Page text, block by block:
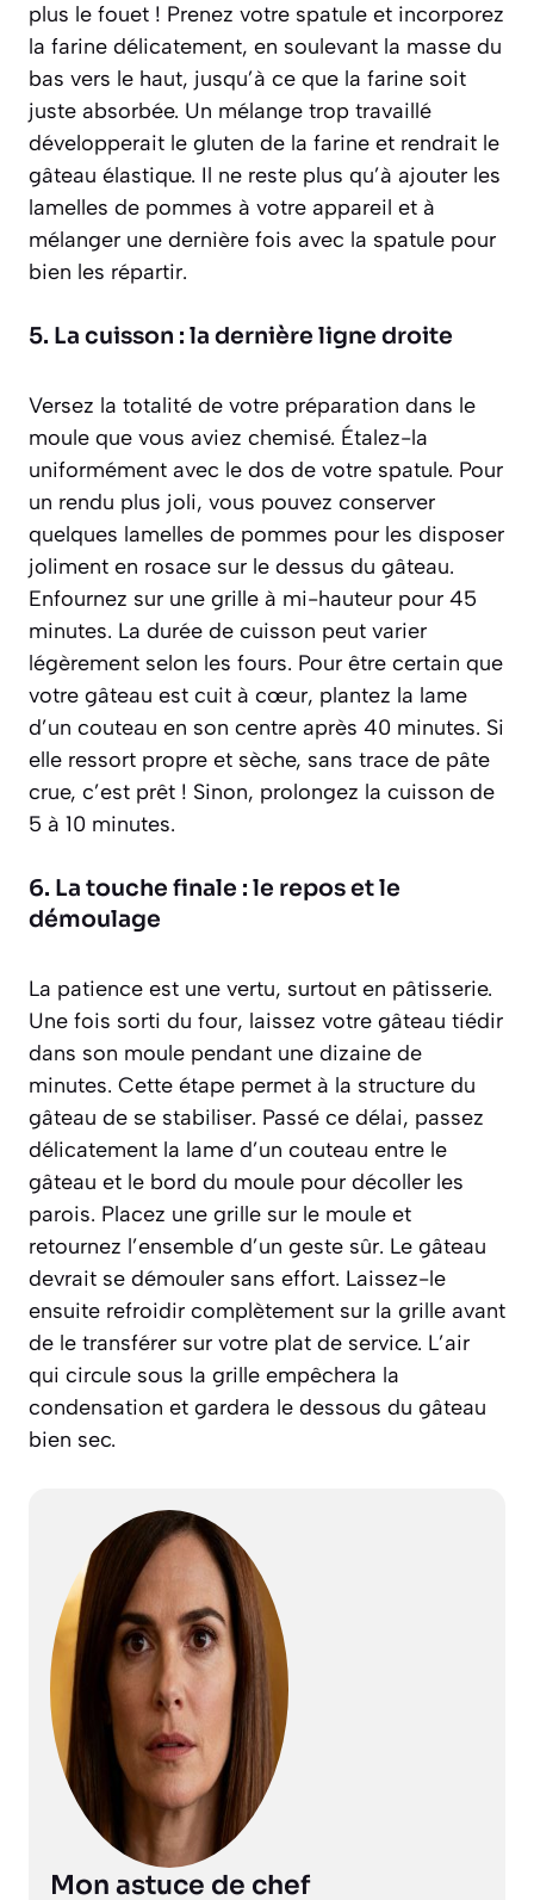
plus le fouet ! Prenez votre spatule et incorporez
la farine délicatement, en soulevant la masse du
bas vers le haut, jusqu’à ce que la farine soit
juste absorbée. Un mélange trop travaillé
développerait le gluten de la farine et rendrait le
gâteau élastique. Il ne reste plus qu’à ajouter les
lamelles de pommes à votre appareil et à
mélanger une dernière fois avec la spatule pour
bien les répartir.
5. La cuisson : la dernière ligne droite
Versez la totalité de votre préparation dans le
moule que vous aviez chemisé. Étalez-la
uniformément avec le dos de votre spatule. Pour
un rendu plus joli, vous pouvez conserver
quelques lamelles de pommes pour les disposer
joliment en rosace sur le dessus du gâteau.
Enfournez sur une grille à mi-hauteur pour 45
minutes. La durée de cuisson peut varier
légèrement selon les fours. Pour être certain que
votre gâteau est cuit à cœur, plantez la lame
d’un couteau en son centre après 40 minutes. Si
elle ressort propre et sèche, sans trace de pâte
crue, c’est prêt ! Sinon, prolongez la cuisson de
5 à 10 minutes.
6. La touche finale : le repos et le
démoulage
La patience est une vertu, surtout en pâtisserie.
Une fois sorti du four, laissez votre gâteau tiédir
dans son moule pendant une dizaine de
minutes. Cette étape permet à la structure du
gâteau de se stabiliser. Passé ce délai, passez
délicatement la lame d’un couteau entre le
gâteau et le bord du moule pour décoller les
parois. Placez une grille sur le moule et
retournez l’ensemble d’un geste sûr. Le gâteau
devrait se démouler sans effort. Laissez-le
ensuite refroidir complètement sur la grille avant
de le transférer sur votre plat de service. L’air
qui circule sous la grille empêchera la
condensation et gardera le dessous du gâteau
bien sec.
Mon astuce de chef